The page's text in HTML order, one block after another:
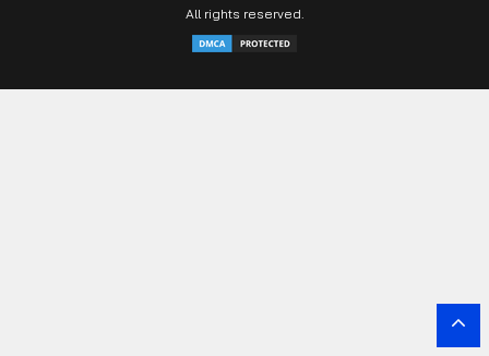
All rights reserved.